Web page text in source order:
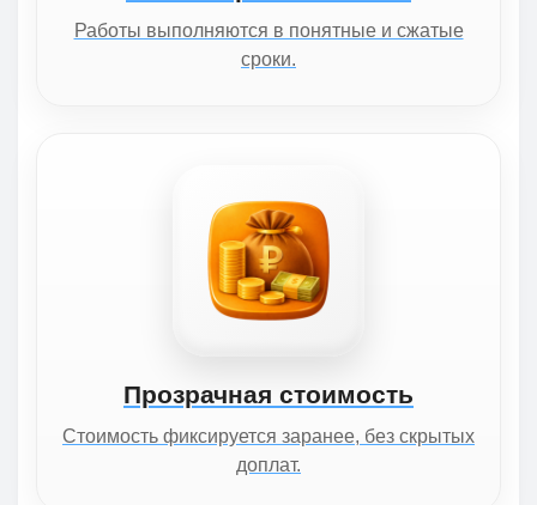
Работы выполняются в понятные и сжатые
сроки.
Прозрачная стоимость
Стоимость фиксируется заранее, без скрытых
доплат.